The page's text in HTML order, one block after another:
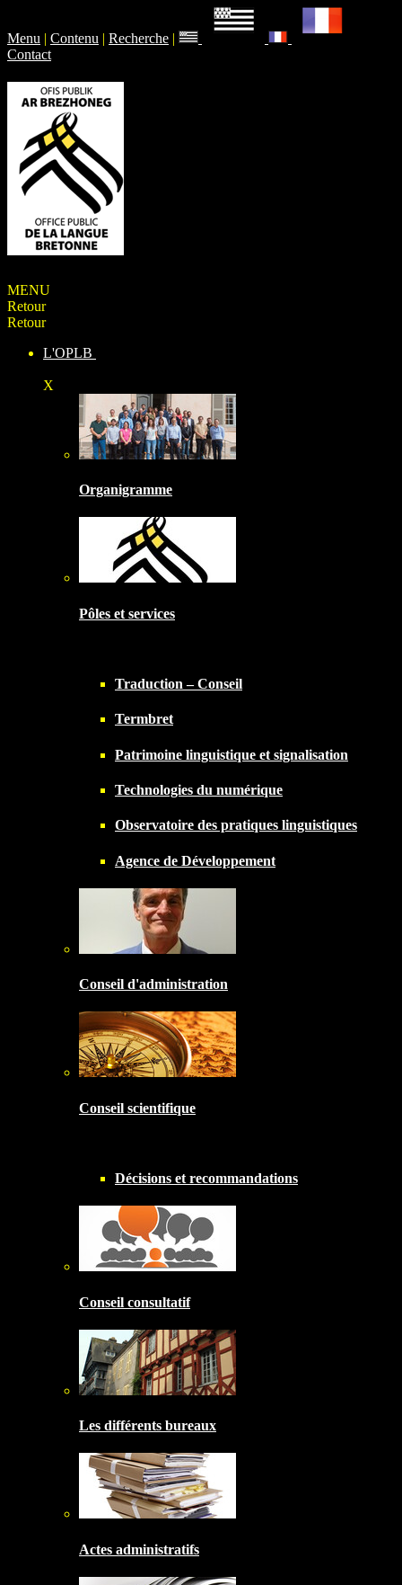
Menu | Contenu | Recherche |
Contact
MENU
Retour
Retour
L'OPLB
X
Organigramme
Pôles et services
Traduction – Conseil
Termbret
Patrimoine linguistique et signalisation
Technologies du numérique
Observatoire des pratiques linguistiques
Agence de Développement
Conseil d'administration
Conseil scientifique
Décisions et recommandations
Conseil consultatif
Les différents bureaux
Actes administratifs